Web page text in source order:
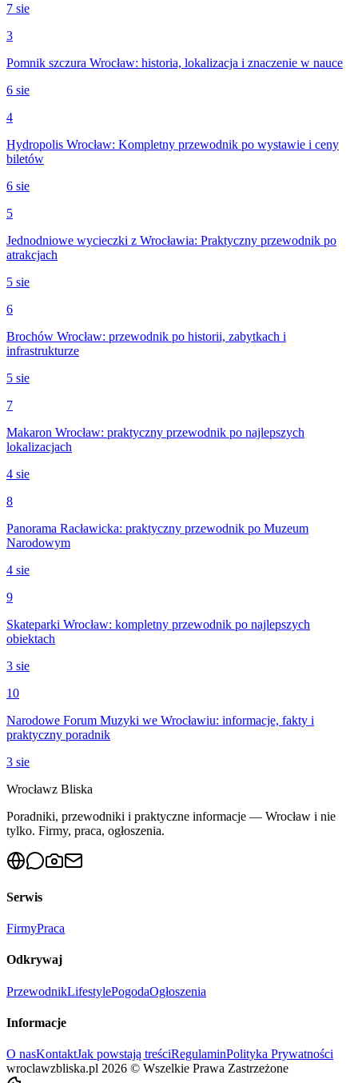
7 sie
3
Pomnik szczura Wrocław: historia, lokalizacja i znaczenie w nauce
6 sie
4
Hydropolis Wrocław: Kompletny przewodnik po wystawie i ceny
biletów
6 sie
5
Jednodniowe wycieczki z Wrocławia: Praktyczny przewodnik po
atrakcjach
5 sie
6
Brochów Wrocław: przewodnik po historii, zabytkach i
infrastrukturze
5 sie
7
Makaron Wrocław: praktyczny przewodnik po najlepszych
lokalizacjach
4 sie
8
Panorama Racławicka: praktyczny przewodnik po Muzeum
Narodowym
4 sie
9
Skateparki Wrocław: kompletny przewodnik po najlepszych
obiektach
3 sie
10
Narodowe Forum Muzyki we Wrocławiu: informacje, fakty i
praktyczny poradnik
3 sie
Wrocławz Bliska
Poradniki, przewodniki i praktyczne informacje — Wrocław i nie
tylko. Firmy, praca, ogłoszenia.
Serwis
FirmyPraca
Odkrywaj
PrzewodnikLifestylePogodaOgłoszenia
Informacje
O nasKontaktJak powstają treściRegulaminPolityka Prywatności
wroclawzbliska.pl 2026 © Wszelkie Prawa Zastrzeżone